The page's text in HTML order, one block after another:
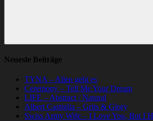
Suchen
Neueste Beiträge
TYNA – Allen geht es
Ceremony – Tell Me Your Dream
LIFE – Abstract / Natural
Albert Castiglia – Grits & Glory
Swiss Army Wife – I Love You, But I